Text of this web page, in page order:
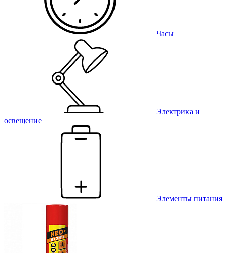
Часы
Электрика и
освещение
Элементы питания